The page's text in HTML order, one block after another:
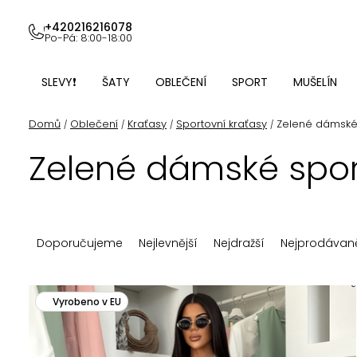
obsah
+420216216078
Po-Pá: 8:00-18:00
SLEVY❗ ŠATY OBLEČENÍ SPORT MUŠELÍN
Domů / Oblečení / Kraťasy / Sportovní kraťasy / Zelené
Zelené dámské
Ř
z
e
Doporučujeme Nejlevnější Nejdražší
V Vyrobeno v EU